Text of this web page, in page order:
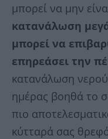
μπορεί να μην
κατανάλωση
μπορεί να
επηρεάσει την
κατανάλωση νερού
ημέρας βοηθά το
πιο
κύτταρά σας